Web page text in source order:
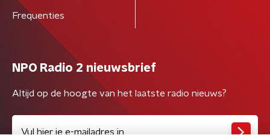
Frequenties
NPO Radio 2 nieuwsbrief
Altijd op de hoogte van het laatste radio nieuws?